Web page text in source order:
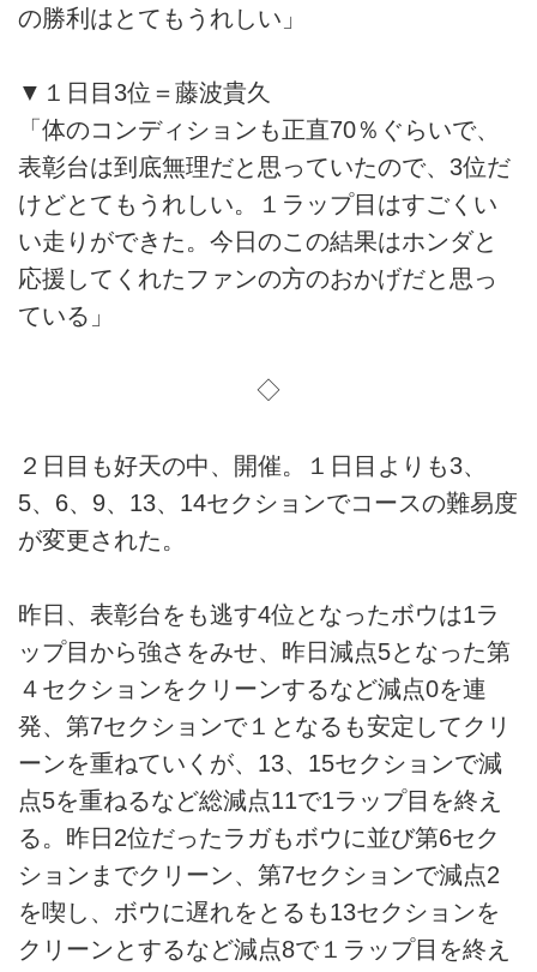
の勝利はとてもうれしい」
▼１日目3位＝藤波貴久
「体のコンディションも正直70％ぐらいで、
表彰台は到底無理だと思っていたので、3位だ
けどとてもうれしい。１ラップ目はすごくい
い走りができた。今日のこの結果はホンダと
応援してくれたファンの方のおかげだと思っ
ている」
◇
２日目も好天の中、開催。１日目よりも3、
5、6、9、13、14セクションでコースの難易度
が変更された。
昨日、表彰台をも逃す4位となったボウは1ラ
ップ目から強さをみせ、昨日減点5となった第
４セクションをクリーンするなど減点0を連
発、第7セクションで１となるも安定してクリ
ーンを重ねていくが、13、15セクションで減
点5を重ねるなど総減点11で1ラップ目を終え
る。昨日2位だったラガもボウに並び第6セク
ションまでクリーン、第7セクションで減点2
を喫し、ボウに遅れをとるも13セクションを
クリーンとするなど減点8で１ラップ目を終え